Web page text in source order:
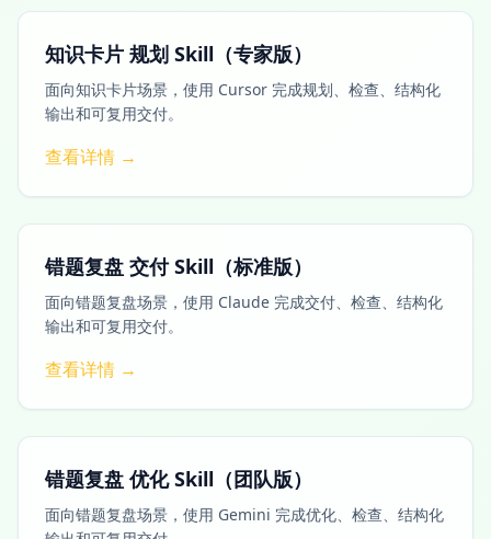
知识卡片 规划 Skill（专家版）
面向知识卡片场景，使用 Cursor 完成规划、检查、结构化
输出和可复用交付。
查看详情 →
错题复盘 交付 Skill（标准版）
面向错题复盘场景，使用 Claude 完成交付、检查、结构化
输出和可复用交付。
查看详情 →
错题复盘 优化 Skill（团队版）
面向错题复盘场景，使用 Gemini 完成优化、检查、结构化